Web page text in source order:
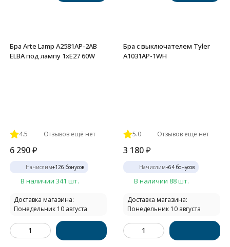
Бра Arte Lamp A2581AP-2AB
ELBA под лампу 1xE27 60W
4.5 Отзывов ещё нет
6 290₽
Начислим+126 бонусов
В наличии 341 шт.
Доставка магазина:
Понедельник 10 августа
Бра с выключателем Tyler
A1031AP-1WH
5.0 Отзывов ещё нет
3 180₽
Начислим+64 бонусов
В наличии 88 шт.
Доставка магазина:
Понедельник 10 августа